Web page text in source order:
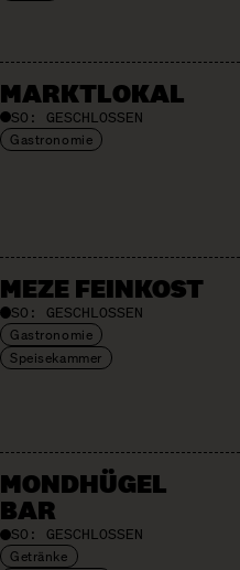
MARKTLOKAL
SO: GESCHLOSSEN
Gastronomie
MEZE FEINKOST
SO: GESCHLOSSEN
Gastronomie
Speisekammer
MONDHÜGEL
BAR
SO: GESCHLOSSEN
Getränke